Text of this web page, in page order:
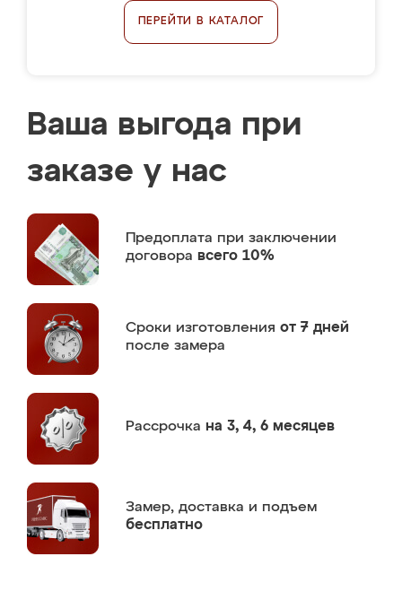
ПЕРЕЙТИ В КАТАЛОГ
Ваша выгода при
заказе у нас
Предоплата при заключении
договора всего 10%
Сроки изготовления от 7 дней
после замера
Рассрочка на 3, 4, 6 месяцев
Замер, доставка и подъем
бесплатно